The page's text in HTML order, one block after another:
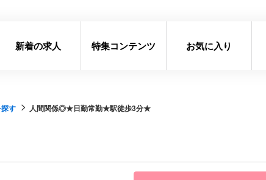
新着の求人 特集コンテンツ お気に入り
す 人間関係◎★日勤常勤★駅徒歩3分★